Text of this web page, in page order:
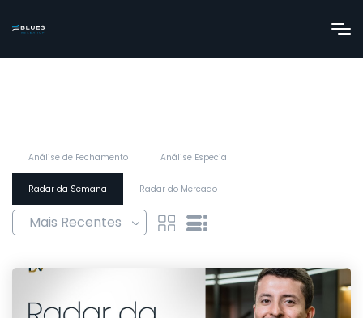
Análise de Fechamento Análise Especial
Radar da Semana Radar do Mercado